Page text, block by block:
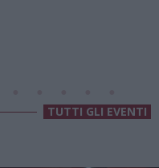
TUTTI GLI EVENTI